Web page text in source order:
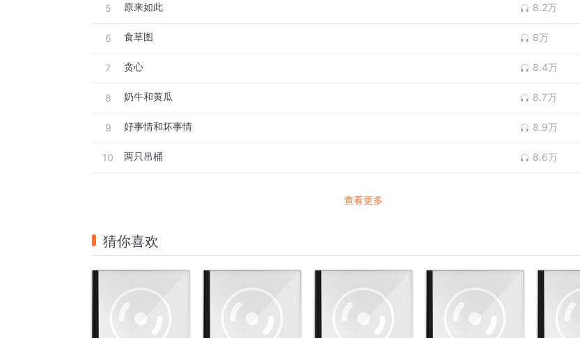
5 原来如此 8.2万
6 食草图 8万
7 贪心 8.4万
8 奶牛和黄瓜 8.7万
9 好事情和坏事情 8.9万
10 两只吊桶 8.6万
查看更多
猜你喜欢